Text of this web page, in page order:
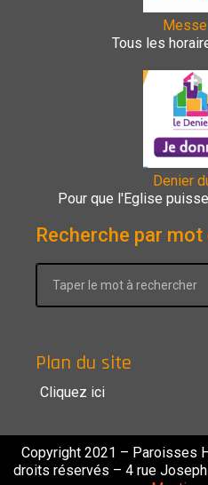
Tous les
Denier
Pour que l'Eglise
Recherche par mot
Plan du site
Cliquez ici
Copyright 2021 – Paroisses
droits réservés – 4 rue Joseph